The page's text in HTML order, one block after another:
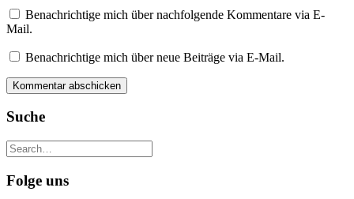
Benachrichtige mich über nachfolgende Kommentare via E-
Mail.
Benachrichtige mich über neue Beiträge via E-Mail.
Suche
Folge uns